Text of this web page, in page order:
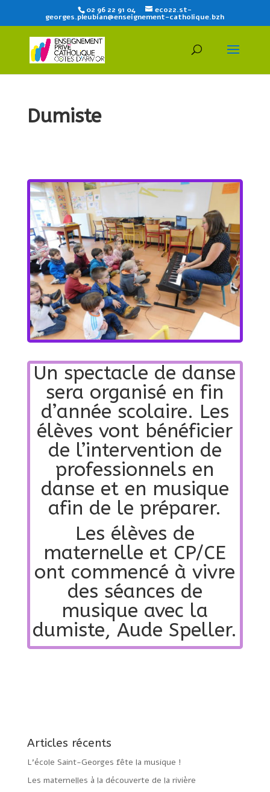
02 96 22 91 04 eco22.st-
georges.pleubian@enseignement-catholique.bzh
Dumiste
Un spectacle de danse
sera organisé en fin
d’année scolaire. Les
élèves vont bénéficier
de l’intervention de
professionnels en
danse et en musique
afin de le préparer.
Les élèves de
maternelle et CP/CE
ont commencé à vivre
des séances de
musique avec la
dumiste, Aude Speller.
Articles récents
L’école Saint-Georges fête la musique !
Les maternelles à la découverte de la rivière